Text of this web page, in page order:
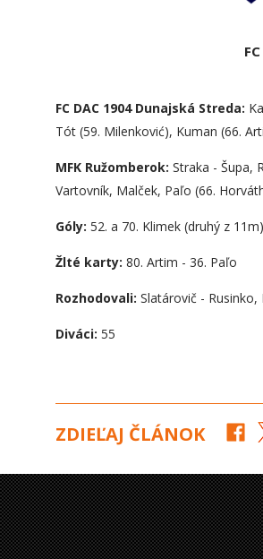
FC DAC 1904 Dunajská Streda:
Tót (59. Milenković), Kuman (66.
MFK Ružomberok: Straka - Šupa,
Vartovník, Malček, Paľo (66.
Góly: 52. a 70. Klimek (druhý z
Žlté karty: 80. Artim - 36. Paľo
Rozhodovali: Slatárovič - Rusinko,
Diváci: 55
ZDIEĽAJ ČLÁNOK